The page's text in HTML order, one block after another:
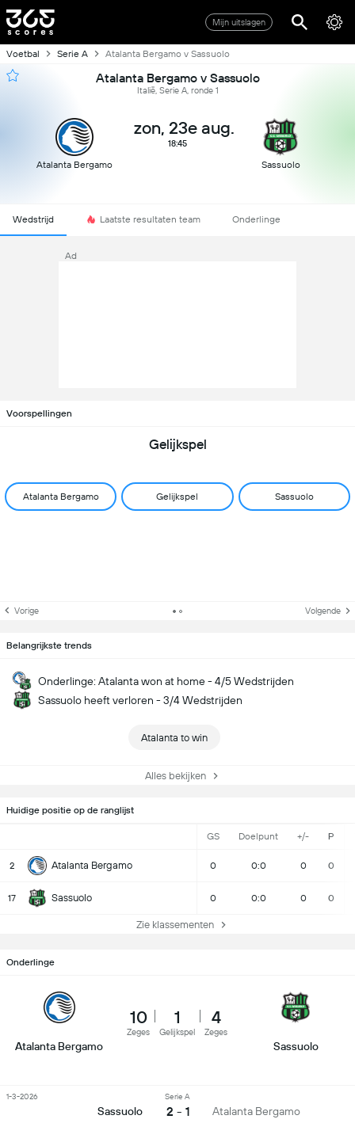
Mijn uitslagen
Voetbal Serie A Atalanta Bergamo v Sassuolo
Atalanta Bergamo v Sassuolo
Italië, Serie A, ronde 1
Atalanta Bergamo
zon, 23e aug.
18:45
Sassuolo
Wedstrijd Laatste resultaten team Onderlinge
Ad
Voorspellingen
Gelijkspel
Atalanta Bergamo Gelijkspel Sassuolo
Vorige Volgende
Belangrijkste trends
Onderlinge: Atalanta won at home - 4/5 Wedstrijden
Sassuolo heeft verloren - 3/4 Wedstrijden
Atalanta to win
Alles bekijken
Huidige positie op de ranglijst
GS Doelpunt +/- P
2 Atalanta Bergamo 0 0:0 0 0
17 Sassuolo 0 0:0 0 0
Zie klassementen
Onderlinge
Atalanta Bergamo
10
Zeges
1
Gelijkspel
4
Zeges
Sassuolo
Sassuolo
Serie A
2 - 1 Atalanta Bergamo
1-3-2026